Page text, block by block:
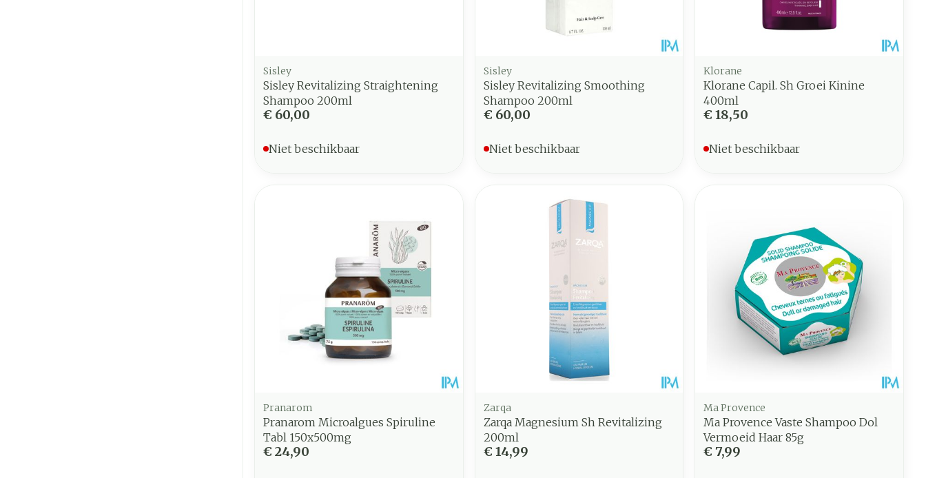
Sisley
Sisley Revitalizing Straightening
Shampoo 200ml
€ 60,00
Niet beschikbaar
Sisley
Sisley Revitalizing Smoothing
Shampoo 200ml
€ 60,00
Niet beschikbaar
Klorane
Klorane Capil. Sh Groei Kinine
400ml
€ 18,50
Niet beschikbaar
Pranarom
Pranarom Microalgues Spiruline
Tabl 150x500mg
€ 24,90
Zarqa
Zarqa Magnesium Sh Revitalizing
200ml
€ 14,99
Ma Provence
Ma Provence Vaste Shampoo Dol
Vermoeid Haar 85g
€ 7,99